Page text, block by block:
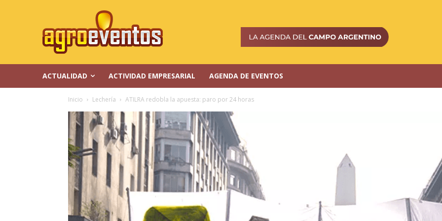
ACTUALIDAD ACTIVIDAD EMPRESARIAL AGENDA DE EVENTOS
Inicio Lechería ATILRA redobla la apuesta: paro por 24 horas